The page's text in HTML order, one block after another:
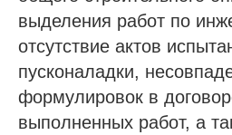
выделения работ по
отсутствие актов
пусконаладки,
формулировок в
выполненных работ, а
© 2013-2026 Все права защищены